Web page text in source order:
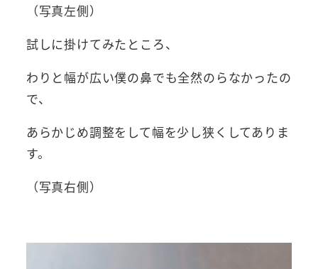
（写真左側）
試しに掛けてみたところ、
わりと幅が広い僕の鼻でも全然のらなかったの
で、
あらかじめ調整をして幅を少し狭くしてありま
す。
（写真右側）